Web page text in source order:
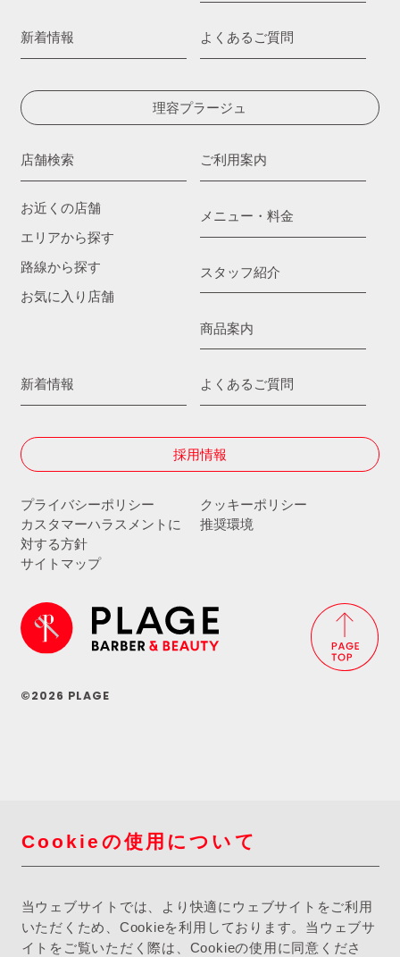
新着情報 よくあるご質問
理容プラージュ
店舗検索
お近くの店舗
エリアから探す
路線から探す
お気に入り店舗
ご利用案内
メニュー・料金
スタッフ紹介
商品案内
新着情報 よくあるご質問
採用情報
プライバシーポリシー
クッキーポリシー
カスタマーハラスメントに
対する方針
推奨環境
サイトマップ
©2026 PLAGE
Cookieの使用について
当ウェブサイトでは、より快適にウェブサイトをご利用
いただくため、Cookieを利用しております。当ウェブサ
イトをご覧いただく際は、Cookieの使用に同意くださ